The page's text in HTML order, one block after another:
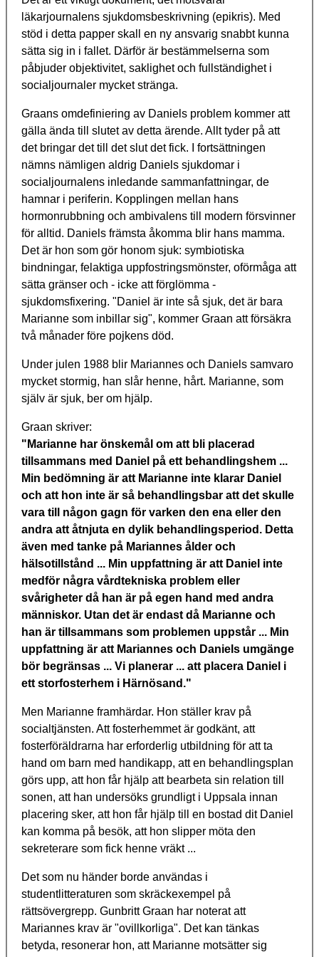
läkarjournalens sjukdomsbeskrivning (epikris). Med
stöd i detta papper skall en ny ansvarig snabbt kunna
sätta sig in i fallet. Därför är bestämmelserna som
påbjuder objektivitet, saklighet och fullständighet i
socialjournaler mycket stränga.
Graans omdefiniering av Daniels problem kommer att
gälla ända till slutet av detta ärende. Allt tyder på att
det bringar det till det slut det fick. I fortsättningen
nämns nämligen aldrig Daniels sjukdomar i
socialjournalens inledande sammanfattningar, de
hamnar i periferin. Kopplingen mellan hans
hormonrubbning och ambivalens till modern försvinner
för alltid. Daniels främsta åkomma blir hans mamma.
Det är hon som gör honom sjuk: symbiotiska
bindningar, felaktiga uppfostringsmönster, oförmåga att
sätta gränser och - icke att förglömma -
sjukdomsfixering. "Daniel är inte så sjuk, det är bara
Marianne som inbillar sig", kommer Graan att försäkra
två månader före pojkens död.
Under julen 1988 blir Mariannes och Daniels samvaro
mycket stormig, han slår henne, hårt. Marianne, som
själv är sjuk, ber om hjälp.
Graan skriver:
"Marianne har önskemål om att bli placerad
tillsammans med Daniel på ett behandlingshem ...
Min bedömning är att Marianne inte klarar Daniel
och att hon inte är så behandlingsbar att det skulle
vara till någon gagn för varken den ena eller den
andra att åtnjuta en dylik behandlingsperiod. Detta
även med tanke på Mariannes ålder och
hälsotillstånd ... Min uppfattning är att Daniel inte
medför några vårdtekniska problem eller
svårigheter då han är på egen hand med andra
människor. Utan det är endast då Marianne och
han är tillsammans som problemen uppstår ... Min
uppfattning är att Mariannes och Daniels umgänge
bör begränsas ... Vi planerar ... att placera Daniel i
ett storfosterhem i Härnösand."
Men Marianne framhärdar. Hon ställer krav på
socialtjänsten. Att fosterhemmet är godkänt, att
fosterföräldrarna har erforderlig utbildning för att ta
hand om barn med handikapp, att en behandlingsplan
görs upp, att hon får hjälp att bearbeta sin relation till
sonen, att han undersöks grundligt i Uppsala innan
placering sker, att hon får hjälp till en bostad dit Daniel
kan komma på besök, att hon slipper möta den
sekreterare som fick henne vräkt ...
Det som nu händer borde användas i
studentlitteraturen som skräckexempel på
rättsövergrepp. Gunbritt Graan har noterat att
Mariannes krav är "ovillkorliga". Det kan tänkas
betyda, resonerar hon, att Marianne motsätter sig